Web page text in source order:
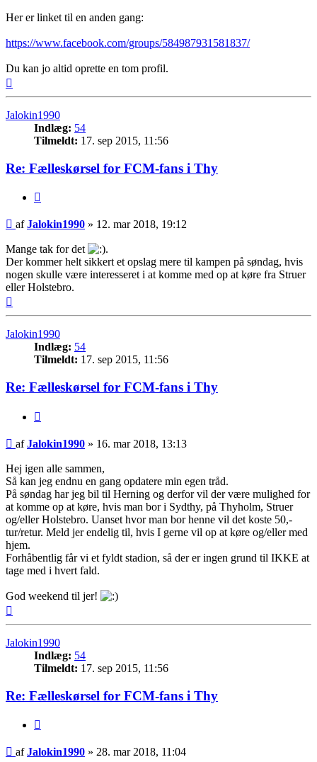
Her er linket til en anden gang:
https://www.facebook.com/groups/584987931581837/
Du kan jo altid oprette en tom profil.
Jalokin1990
Indlæg: 54
Tilmeldt: 17. sep 2015, 11:56
Re: Fælleskørsel for FCM-fans i Thy
Indlæg
afJalokin1990 » 12. mar 2018, 19:12
Mange tak for det
.
Der kommer helt sikkert et opslag mere til kampen på søndag, hvis
nogen skulle være interesseret i at komme med op at køre fra Struer
eller Holstebro.
Jalokin1990
Indlæg: 54
Tilmeldt: 17. sep 2015, 11:56
Re: Fælleskørsel for FCM-fans i Thy
Indlæg
afJalokin1990 » 16. mar 2018, 13:13
Hej igen alle sammen,
Så kan jeg endnu en gang opdatere min egen tråd.
På søndag har jeg bil til Herning og derfor vil der være mulighed for
at komme op at køre, hvis man bor i Sydthy, på Thyholm, Struer
og/eller Holstebro. Uanset hvor man bor henne vil det koste 50,-
tur/retur. Meld jer endelig til, hvis I gerne vil op at køre og/eller med
hjem.
Forhåbentlig får vi et fyldt stadion, så der er ingen grund til IKKE at
tage med i hvert fald.
God weekend til jer!
Jalokin1990
Indlæg: 54
Tilmeldt: 17. sep 2015, 11:56
Re: Fælleskørsel for FCM-fans i Thy
Indlæg
afJalokin1990 » 28. mar 2018, 11:04